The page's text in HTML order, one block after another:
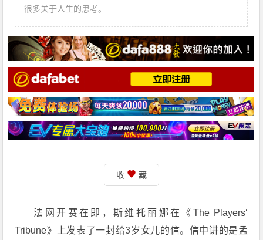
很多关于人生的思考。
收 藏
法网开赛在即，斯维托丽娜在《The Players‘
Tribune》上发表了一封给3岁女儿的信。信中讲的是孟